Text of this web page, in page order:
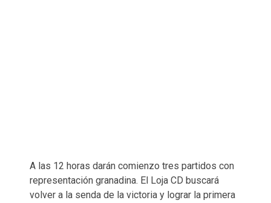
A las 12 horas darán comienzo tres partidos con
representación granadina. El Loja CD buscará
volver a la senda de la victoria y lograr la primera